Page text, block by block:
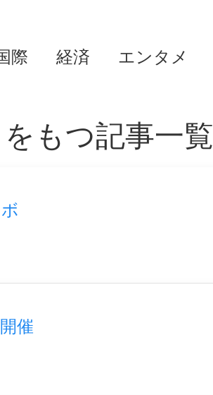
際 経済 エンタメ
もつ記事一覧
催